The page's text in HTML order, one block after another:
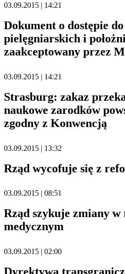
03.09.2015 | 14:21
Dokument o dostępie
pielęgniarskich i
zaakceptowany przez
03.09.2015 | 14:21
Strasburg: zakaz
naukowe zarodków
zgodny z Konwencją
03.09.2015 | 13:32
Rząd wycofuje się z
03.09.2015 | 08:51
Rząd szykuje zmiany
medycznym
03.09.2015 | 02:00